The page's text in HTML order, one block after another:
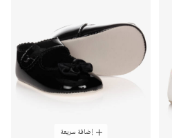
إضافة سريعة